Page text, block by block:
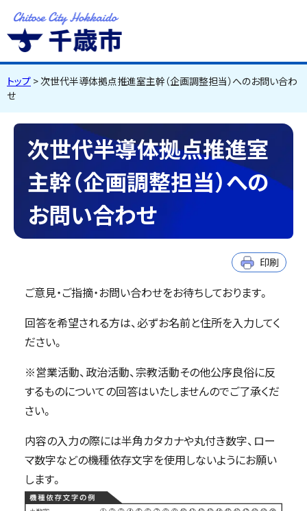
千歳市Chitose City
Hokkaido
トップ > 次世代半導体拠点推進室主幹（企画調整担当）へのお問い合わ
せ
次世代半導体拠点推進室
主幹（企画調整担当）への
お問い合わせ
印刷
ご意見・ご指摘・お問い合わせをお待ちしております。
回答を希望される方は、必ずお名前と住所を入力してく
ださい。
※営業活動、政治活動、宗教活動その他公序良俗に反
するものについての回答はいたしませんのでご了承くだ
さい。
内容の入力の際には半角カタカナや丸付き数字、ロー
マ数字などの機種依存文字を使用しないようにお願い
します。